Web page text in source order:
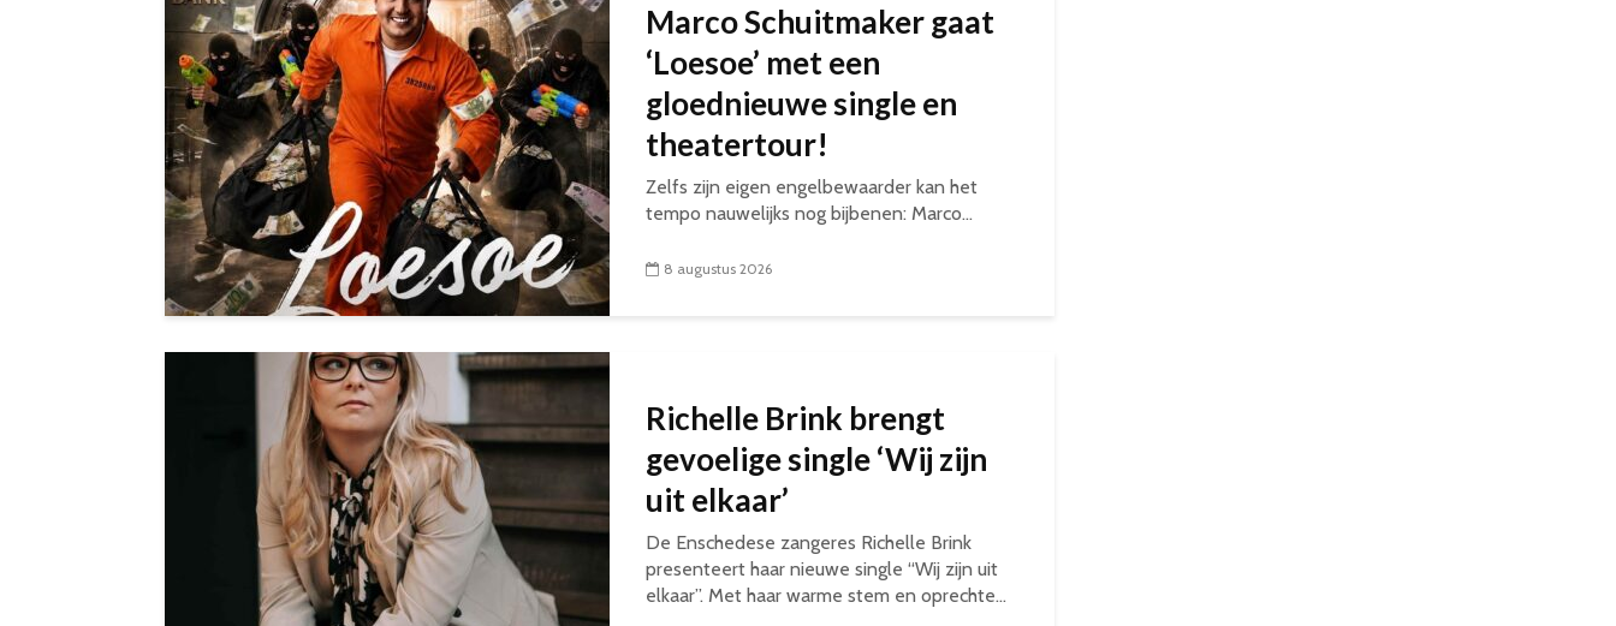
Marco Schuitmaker gaat
‘Loesoe’ met een
gloednieuwe single en
theatertour!
Zelfs zijn eigen engelbewaarder kan het
tempo nauwelijks nog bijbenen: Marco...
8 augustus 2026
Richelle Brink brengt
gevoelige single ‘Wij zijn
uit elkaar’
De Enschedese zangeres Richelle Brink
presenteert haar nieuwe single “Wij zijn uit
elkaar”. Met haar warme stem en oprechte...